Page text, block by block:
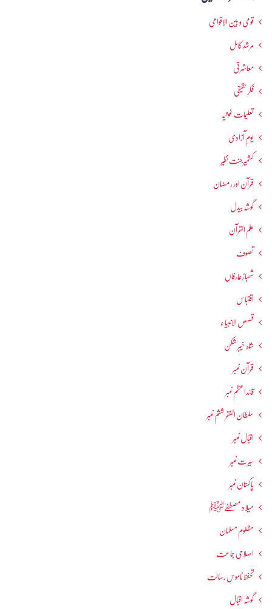
قومی و بین الاقوامی
مرشدِ کامل
معاشرتی
فکرحقیقی
تعلیمات غوثیہ
یومِ آزادی
کشمیرجنت نظیر
قرآن اور رمضان
گوشہ بیدل
علم القرآن
تصوف
شھبازِ عارفاں
اقتباس
قصص الانبیاء
شاہ خیبر شکن
قرآن نمبر
قائداعظم نمبر
سلطان الفقر ششم نمبر
اقبال نمبر
سیرت نمبر
پاکستان نمبر
میلاد مصطفےٰﷺ
مظلوم مسلمان
اصلاحی جماعت
تحفظ ناموسِ رسالت
گوشہ اقبال